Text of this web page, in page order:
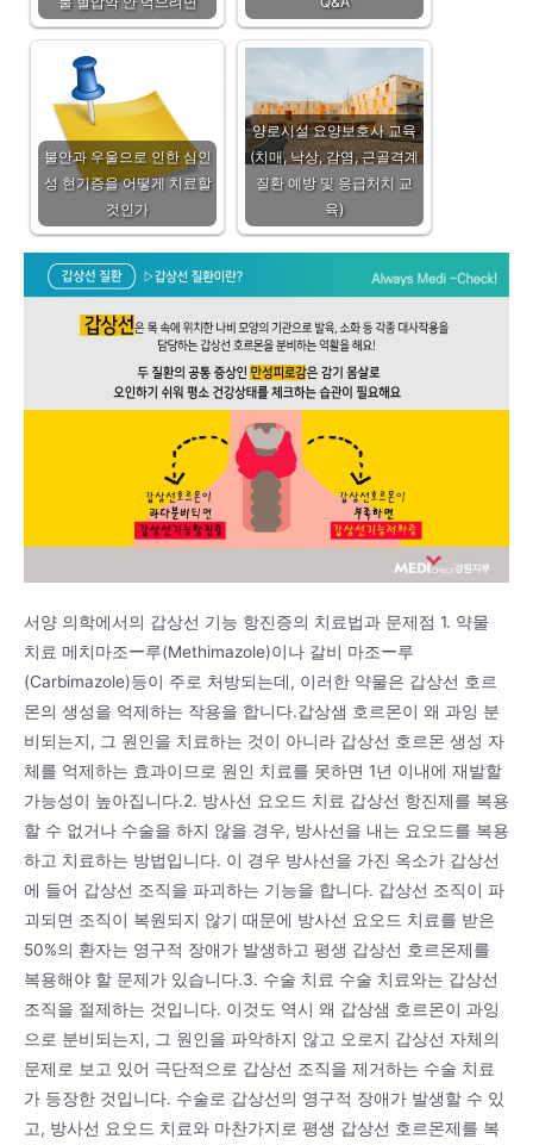
불안과 우울으로 인한 심인
성 현기증을 어떻게 치료할
것인가
양로시설 요양보호사 교육
(치매, 낙상, 감염, 근골격계
질환 예방 및 응급처치 교
육)
서양 의학에서의 갑상선 기능 항진증의 치료법과 문제점 1. 약물
치료 메치마조ー루(Methimazole)이나 갈비 마조ー루
(Carbimazole)등이 주로 처방되는데, 이러한 약물은 갑상선 호르
몬의 생성을 억제하는 작용을 합니다.갑상샘 호르몬이 왜 과잉 분
비되는지, 그 원인을 치료하는 것이 아니라 갑상선 호르몬 생성 자
체를 억제하는 효과이므로 원인 치료를 못하면 1년 이내에 재발할
가능성이 높아집니다.2. 방사선 요오드 치료 갑상선 항진제를 복용
할 수 없거나 수술을 하지 않을 경우, 방사선을 내는 요오드를 복용
하고 치료하는 방법입니다. 이 경우 방사선을 가진 옥소가 갑상선
에 들어 갑상선 조직을 파괴하는 기능을 합니다. 갑상선 조직이 파
괴되면 조직이 복원되지 않기 때문에 방사선 요오드 치료를 받은
50%의 환자는 영구적 장애가 발생하고 평생 갑상선 호르몬제를
복용해야 할 문제가 있습니다.3. 수술 치료 수술 치료와는 갑상선
조직을 절제하는 것입니다. 이것도 역시 왜 갑상샘 호르몬이 과잉
으로 분비되는지, 그 원인을 파악하지 않고 오로지 갑상선 자체의
문제로 보고 있어 극단적으로 갑상선 조직을 제거하는 수술 치료
가 등장한 것입니다. 수술로 갑상선의 영구적 장애가 발생할 수 있
고, 방사선 요오드 치료와 마찬가지로 평생 갑상선 호르몬제를 복